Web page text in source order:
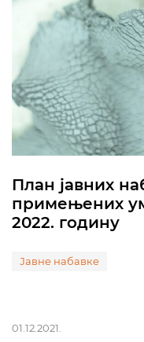
План јавних
примењених
2022. годину
Јавне набавке
01.12.2021.